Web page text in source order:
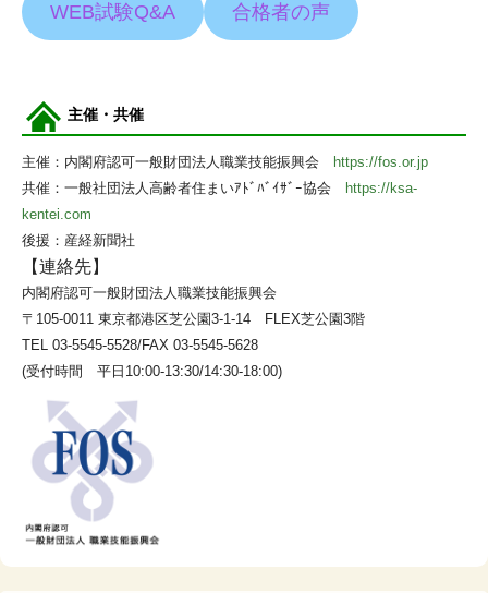
WEB試験Q&A 合格者の声
主催・共催
主催：内閣府認可一般財団法人職業技能振興会
https://fos.or.jp
共催：一般社団法人高齢者住まいｱﾄﾞﾊﾞｲｻﾞｰ協会
https://ksa-
kentei.com
後援：産経新聞社
【連絡先】
内閣府認可一般財団法人職業技能振興会
〒105-0011 東京都港区芝公園3-1-14 FLEX芝公園3階
TEL 03-5545-5528/FAX 03-5545-5628
(受付時間 平日10:00-13:30/14:30-18:00)